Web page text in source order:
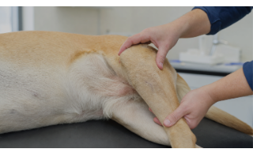
causar dor no tarso e perda de desempenho.
Conheça os sinais e o raciocínio usado para
confirmar a origem do problema.